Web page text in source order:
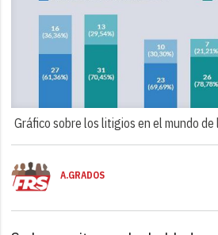
Gráfico sobre los litigios en el mundo
A.GRADOS